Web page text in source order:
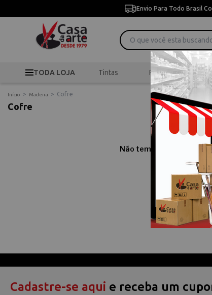
Envio Para Todo Brasil
TODA LOJA Tintas Pincéis
Início > Madeira > Cofre
Cofre
Não temos resultados
Compre
Cadastre-se aqui e receba um